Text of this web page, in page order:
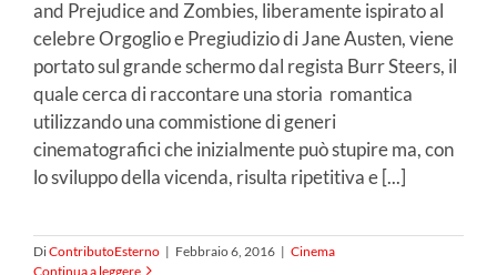
and Prejudice and Zombies, liberamente ispirato al
celebre Orgoglio e Pregiudizio di Jane Austen, viene
portato sul grande schermo dal regista Burr Steers, il
quale cerca di raccontare una storia romantica
utilizzando una commistione di generi
cinematografici che inizialmente può stupire ma, con
lo sviluppo della vicenda, risulta ripetitiva e [...]
DiContributoEsterno | Febbraio 6, 2016 | Cinema
Continua a leggere